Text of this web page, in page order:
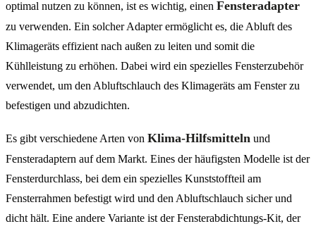
optimal nutzen zu können, ist es wichtig, einen Fensteradapter
zu verwenden. Ein solcher Adapter ermöglicht es, die Abluft des
Klimageräts effizient nach außen zu leiten und somit die
Kühlleistung zu erhöhen. Dabei wird ein spezielles Fensterzubehör
verwendet, um den Abluftschlauch des Klimageräts am Fenster zu
befestigen und abzudichten.
Es gibt verschiedene Arten von Klima-Hilfsmitteln und
Fensteradaptern auf dem Markt. Eines der häufigsten Modelle ist der
Fensterdurchlass, bei dem ein spezielles Kunststoffteil am
Fensterrahmen befestigt wird und den Abluftschlauch sicher und
dicht hält. Eine andere Variante ist der Fensterabdichtungs-Kit, der